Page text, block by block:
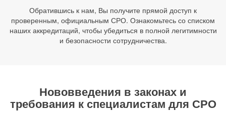
Обратившись к нам, Вы получите прямой доступ к
проверенным, официальным СРО. Ознакомьтесь со списком
наших аккредитаций, чтобы убедиться в полной легитимности
и безопасности сотрудничества.
Нововведения в законах и
требования к специалистам для СРО